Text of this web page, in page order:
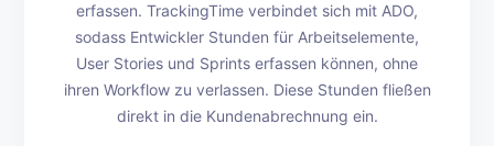
erfassen. TrackingTime verbindet sich mit ADO,
sodass Entwickler Stunden für Arbeitselemente,
User Stories und Sprints erfassen können, ohne
ihren Workflow zu verlassen. Diese Stunden fließen
direkt in die Kundenabrechnung ein.